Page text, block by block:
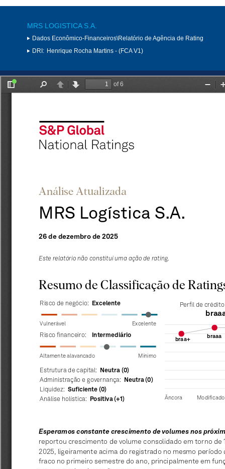
MRS LOGISTICA S.A.
Dados Econômico-Financeiros\Relatório de Agência de Rating
DRI: Henrique Rocha Martins - (FCA V1)